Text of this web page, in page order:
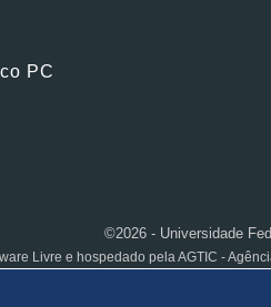
PC
©2026 - Universidade
Livre e hospedado pela AGTIC -